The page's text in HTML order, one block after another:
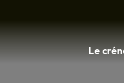
Le